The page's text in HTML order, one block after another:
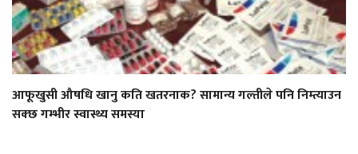
आफूखुसी औषधि खानु कति खतरनाक? सामान्य गल्तीले पनि निम्त्याउन
सक्छ गम्भीर स्वास्थ्य समस्या